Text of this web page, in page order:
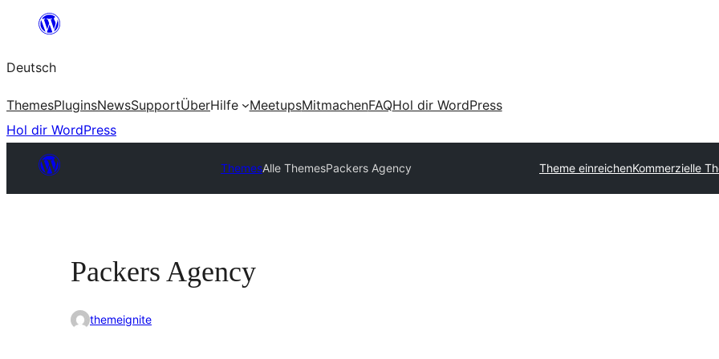
springen
Deutsch
ThemesPluginsNewsSupportÜberHilfe MeetupsMitmachenFAQHol dir WordPress
Hol dir WordPress
ThemesAlle ThemesPackers Agency Theme einreichenKommerzielle
Packers Agency
themeignite